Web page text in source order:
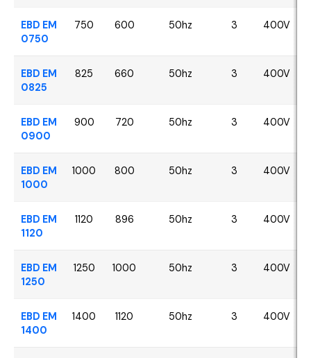
EBD EM
0750
750 600 50hz 3 400V
EBD EM
0825
825 660 50hz 3 400V
EBD EM
0900
900 720 50hz 3 400V
EBD EM
1000
1000 800 50hz 3 400V
EBD EM
1120
1120 896 50hz 3 400V
EBD EM
1250
1250 1000 50hz 3 400V
EBD EM
1400
1400 1120 50hz 3 400V